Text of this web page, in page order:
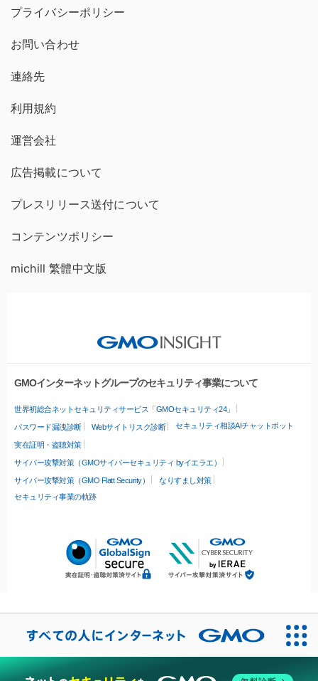
プライバシーポリシー
お問い合わせ
連絡先
利用規約
運営会社
広告掲載について
プレスリリース送付について
コンテンツポリシー
michill 繁體中文版
GMOインターネットグループのセキュリティ事業について
世界初総合ネットセキュリティサービス「GMOセキュリティ24」
パスワード漏洩診断 Webサイトリスク診断 セキュリティ相談AIチャットボット
実在証明・盗聴対策
サイバー攻撃対策（GMOサイバーセキュリティ byイエラエ）
サイバー攻撃対策（GMO Flatt Security）
なりすまし対策
セキュリティ事業の軌跡